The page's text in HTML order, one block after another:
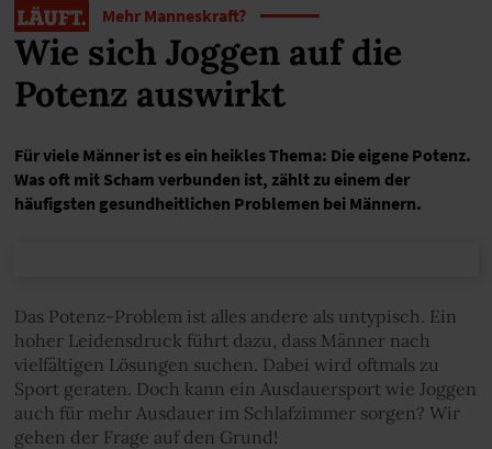
Mehr Manneskraft?
Wie sich Joggen auf die
Potenz auswirkt
Für viele Männer ist es ein heikles Thema: Die eigene Potenz.
Was oft mit Scham verbunden ist, zählt zu einem der
häufigsten gesundheitlichen Problemen bei Männern.
Das Potenz-Problem ist alles andere als untypisch. Ein
hoher Leidensdruck führt dazu, dass Männer nach
vielfältigen Lösungen suchen. Dabei wird oftmals zu
Sport geraten. Doch kann ein Ausdauersport wie Joggen
auch für mehr Ausdauer im Schlafzimmer sorgen? Wir
gehen der Frage auf den Grund!